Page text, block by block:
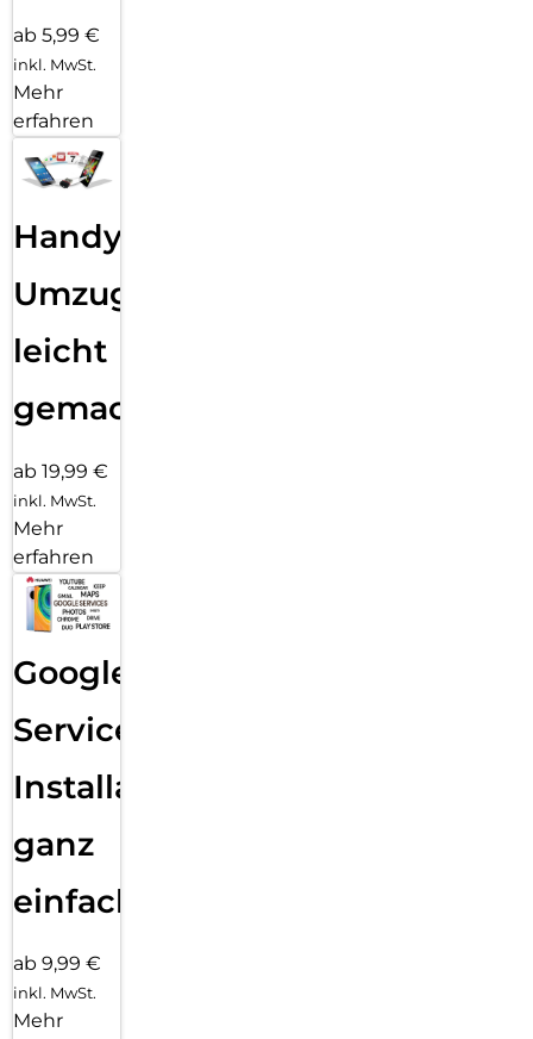
ab 5,99 €
inkl. MwSt.
Mehr
erfahren
Handy
Umzug
leicht
gemacht!
ab 19,99 €
inkl. MwSt.
Mehr
erfahren
Google
Services
Installation
ganz
einfach
ab 9,99 €
inkl. MwSt.
Mehr